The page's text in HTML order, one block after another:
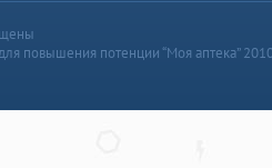
повышения потенции “Моя аптека”